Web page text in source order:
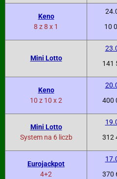
Keno
8 z 8 x 1
10
Mini Lotto
141
Keno
10 z 10 x 2
400
Mini Lotto
System na 6 liczb
312
Eurojackpot
4+2
370